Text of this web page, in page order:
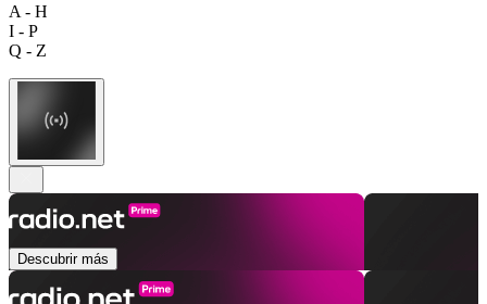
A - H
I - P
Q - Z
Descubrir más